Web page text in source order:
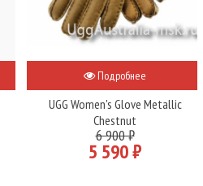
Подробнее
UGG Women's Glove Metallic
Chestnut
6 900 ₽
5 590 ₽